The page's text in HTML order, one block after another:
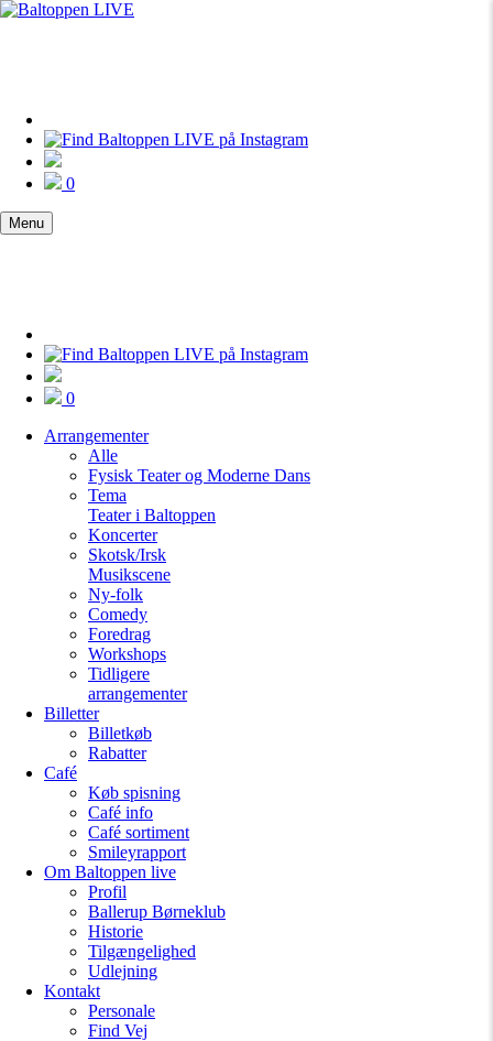
0
Menu
0
Arrangementer
Alle
Fysisk Teater og Moderne Dans
Tema
Teater i Baltoppen
Koncerter
Skotsk/Irsk
Musikscene
Ny-folk
Comedy
Foredrag
Workshops
Tidligere
arrangementer
Billetter
Billetkøb
Rabatter
Café
Køb spisning
Café info
Café sortiment
Smileyrapport
Om Baltoppen live
Profil
Ballerup Børneklub
Historie
Tilgængelighed
Udlejning
Kontakt
Personale
Find Vej